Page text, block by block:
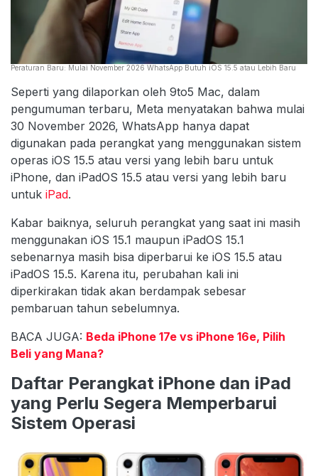
Peraturan Baru: Mulai November 2026 WhatsApp Butuh iOS 15.5 atau Lebih Baru
Seperti yang dilaporkan oleh 9to5 Mac, dalam
pengumuman terbaru, Meta menyatakan bahwa mulai
30 November 2026, WhatsApp hanya dapat
digunakan pada perangkat yang menggunakan sistem
operas iOS 15.5 atau versi yang lebih baru untuk
iPhone, dan iPadOS 15.5 atau versi yang lebih baru
untuk iPad.
Kabar baiknya, seluruh perangkat yang saat ini masih
menggunakan iOS 15.1 maupun iPadOS 15.1
sebenarnya masih bisa diperbarui ke iOS 15.5 atau
iPadOS 15.5. Karena itu, perubahan kali ini
diperkirakan tidak akan berdampak sebesar
pembaruan tahun sebelumnya.
BACA JUGA: Beda iPhone 17e vs iPhone 16e, Pilih
Beli yang Mana?
Daftar Perangkat iPhone dan iPad
yang Perlu Segera Memperbarui
Sistem Operasi